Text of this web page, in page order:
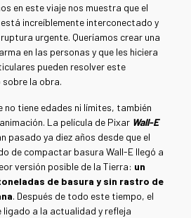
en este viaje nos muestra que el
increíblemente interconectado y
urgente. Queríamos crear una
en las personas y que les hiciera
pueden resolver este
sobre la obra.
no tiene edades ni límites, también
La película de Pixar Wall-E
pasado ya diez años desde que el
de compactar basura Wall-E llegó a
versión posible de la Tierra: un
de basura y sin rastro de
. Después de todo este tiempo, el
ligado a la actualidad y refleja